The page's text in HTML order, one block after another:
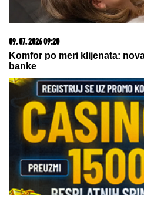
06. 08. 2026 07:08
Evo u kojim banjama važi
kompletan spisak destinacija